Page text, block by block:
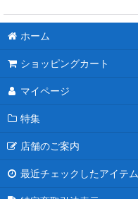
ホーム
ショッピングカート
マイページ
特集
店舗のご案内
最近チェックしたアイテム